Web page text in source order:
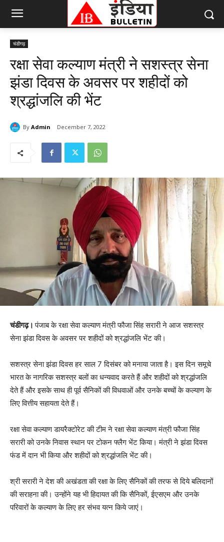
चंडीगढ़
रक्षा सेवा कल्याण मंत्री ने सशस्त्र सेना
झंडा दिवस के अवसर पर शहीदों को
श्रद्धांजलि की भेंट
By Admin December 7, 2022
चंडीगढ़।पंजाब के रक्षा सेवा कल्याण मंत्री फौजा सिंह सरारी ने आज सशस्त्र
सेना झंडा दिवस के अवसर पर शहीदों को श्रद्धांजलि भेंट की।
सशस्त्र सेना झंडा दिवस हर साल 7 दिसंबर को मनाया जाता है। इस दिन समूचे
भारत के नागरिक सशस्त्र बलों का धन्यवाद करते हैं और शहीदों को श्रद्धांजलि
देते हैं और इसके साथ ही पूर्व सैनिकों की विधवाओं और उनके बच्चों के कल्याण के
लिए वित्तीय सहायता देते हैं।
रक्षा सेवा कल्याण डायरैक्टोरेट की टीम ने रक्षा सेवा कल्याण मंत्री फौजा सिंह
सरारी को उनके निवास स्थान पर टोकन फ्लैग भेंट किया। मंत्री ने झंडा दिवस
फंड में दान भी किया और शहीदों को श्रद्धांजलि भेंट की।
श्री सरारी ने देश की अखंडता की रक्षा के लिए सैनिकों की तरफ से दिये बलिदानों
की सराहना की। उन्होंने यह भी हिदायत की कि सैनिकों, ईएसएम और उनके
परिवारों के कल्याण के लिए हर संभव यत्न किये जाएं।